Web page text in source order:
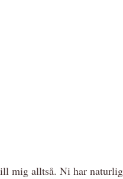
mig alltså. Ni har